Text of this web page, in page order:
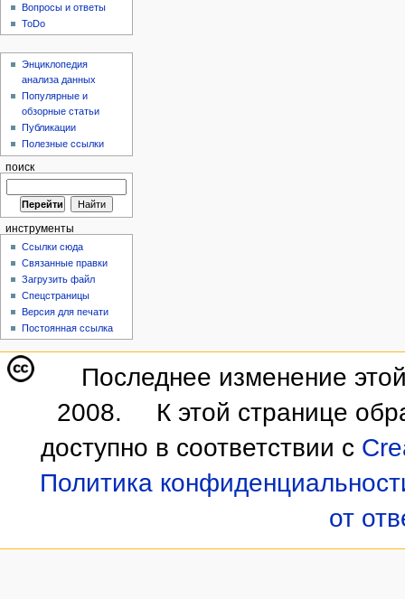
Вопросы и ответы
ToDo
Энциклопедия
анализа данных
Популярные и
обзорные статьи
Публикации
Полезные ссылки
поиск
инструменты
Ссылки сюда
Связанные правки
Загрузить файл
Спецстраницы
Версия для печати
Постоянная ссылка
Последнее изменение
2008.
К этой странице
доступно в соответствии с
Политика
от